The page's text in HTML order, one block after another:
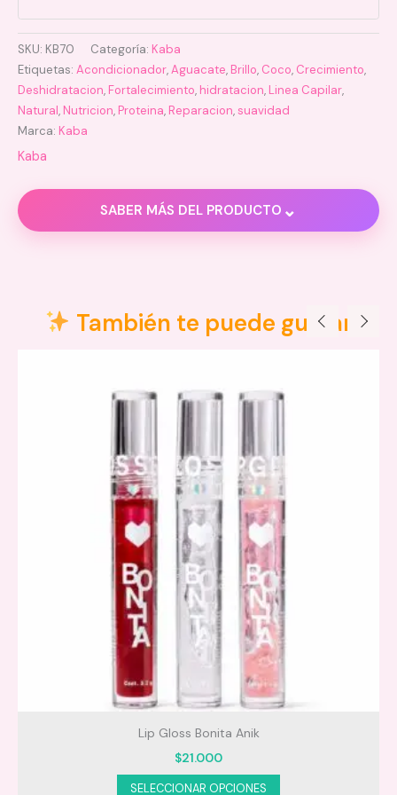
SKU: KB70 Categoría: Kaba
Etiquetas: Acondicionador,Aguacate, Brillo, Coco, Crecimiento,
Deshidratacion, Fortalecimiento, hidratacion, Linea Capilar,
Natural, Nutricion, Proteina, Reparacion,suavidad
Marca: Kaba
Kaba
SABER MÁS DEL PRODUCTO ⌄
También te puede gustar
Lip Gloss Bonita Anik
$21.000
SELECCIONAR OPCIONES